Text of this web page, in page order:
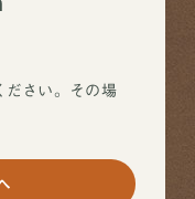
ださい。その場